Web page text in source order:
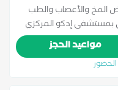
المخ والأعصاب والطب
بمستشفى إدكو المركزي
واضطرابات تنظيم
بالقبول والالتزام.
مواعيد الحجز